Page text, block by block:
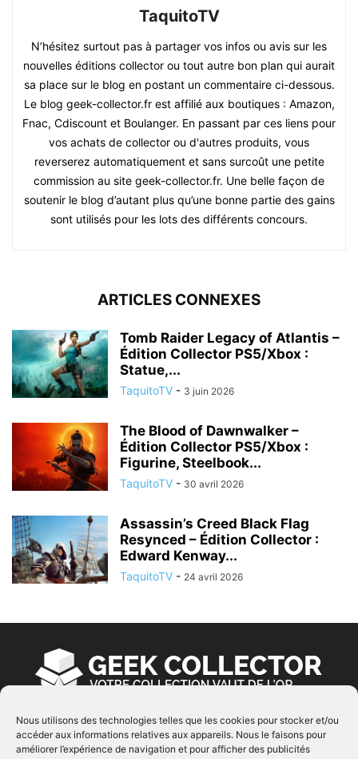
Nous utilisons des technologies telles que les cookies pour stocker et/ou
accéder aux informations relatives aux appareils. Nous le faisons pour
améliorer l’expérience de navigation et pour afficher des publicités
TaquitoTV
N’hésitez surtout pas à partager vos infos ou avis sur les
nouvelles éditions collector ou tout autre bon plan qui aurait
sa place sur le blog en postant un commentaire ci-dessous.
Le blog geek-collector.fr est affilié aux boutiques : Amazon,
Fnac, Cdiscount et Boulanger. En passant par ces liens pour
vos achats de collector ou d'autres produits, vous
reverserez automatiquement et sans surcoût une petite
commission au site geek-collector.fr. Une belle façon de
soutenir le blog d’autant plus qu’une bonne partie des gains
sont utilisés pour les lots des différents concours.
ARTICLES CONNEXES
Tomb Raider Legacy of Atlantis –
Édition Collector PS5/Xbox :
Statue,...
TaquitoTV - 3 juin 2026
The Blood of Dawnwalker –
Édition Collector PS5/Xbox :
Figurine, Steelbook...
TaquitoTV - 30 avril 2026
Assassin’s Creed Black Flag
Resynced – Édition Collector :
Edward Kenway...
TaquitoTV - 24 avril 2026
À PROPOS